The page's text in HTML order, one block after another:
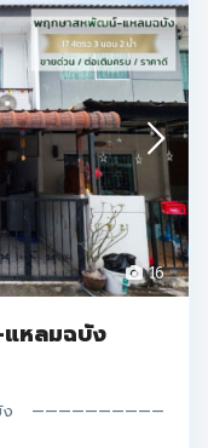
16
หลมฉบัง
ฉบัง ——————————